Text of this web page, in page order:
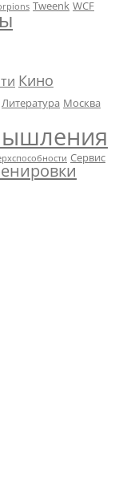
Tweenk WCF
Кино
Литература Москва
Сервис